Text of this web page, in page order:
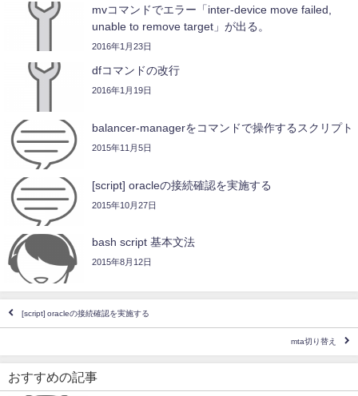
mvコマンドでエラー「inter-device move failed,
unable to remove target」が出る。
2016年1月23日
dfコマンドの改行
2016年1月19日
balancer-managerをコマンドで操作するスクリプト
2015年11月5日
[script] oracleの接続確認を実施する
2015年10月27日
bash script 基本文法
2015年8月12日
[script] oracleの接続確認を実施する
mta切り替え
おすすめの記事